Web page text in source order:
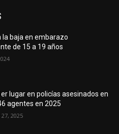
la baja en embarazo
de 15 a 19 años
lugar en policías asesinados en
agentes en 2025
2025